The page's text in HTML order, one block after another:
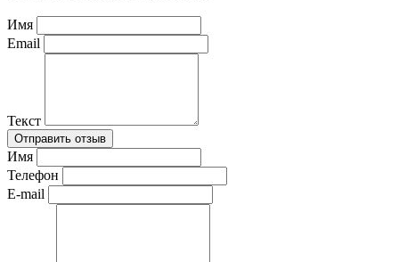
Имя
Email
Текст
Имя
Телефон
E-mail